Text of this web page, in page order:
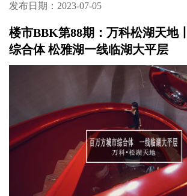
发布日期：2023-07-05
楼市BBK第88期：万科松湖天地
综合体 松雅湖一线临湖大平层